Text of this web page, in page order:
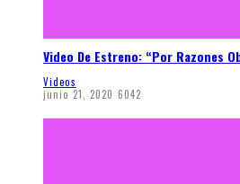
Video De Estreno: “Por Razones
Videos
junio 21, 2020 6042